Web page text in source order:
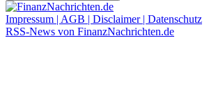
Impressum | AGB | Disclaimer | Datenschutz
RSS-News von FinanzNachrichten.de